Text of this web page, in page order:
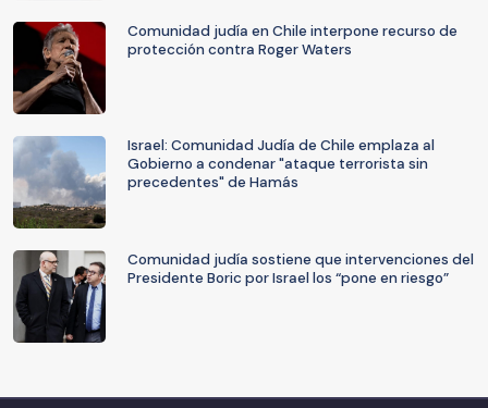
Comunidad judía en Chile interpone recurso de
protección contra Roger Waters
Israel: Comunidad Judía de Chile emplaza al
Gobierno a condenar "ataque terrorista sin
precedentes" de Hamás
Comunidad judía sostiene que intervenciones del
Presidente Boric por Israel los “pone en riesgo”